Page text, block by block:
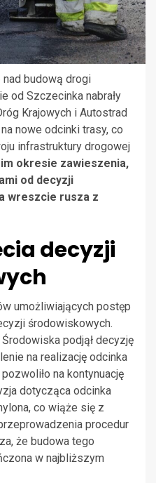
budową drogi
od Szczecinka nabrały
Krajowych i Autostrad
nowe odcinki trasy, co
infrastruktury drogowej
okresie zawieszenia,
od decyzji
wreszcie rusza z
decyzji
umożliwiających postęp
środowiskowych.
podjął decyzję
na realizację odcinka
na kontynuację
dotycząca odcinka
co wiąże się z
procedur
że budowa tego
w najbliższym